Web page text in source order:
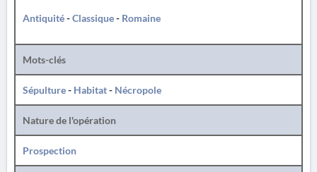
Antiquité-Classique- Romaine
Mots-clés
Sépulture- Habitat- Nécropole
Nature de l'opération
Prospection